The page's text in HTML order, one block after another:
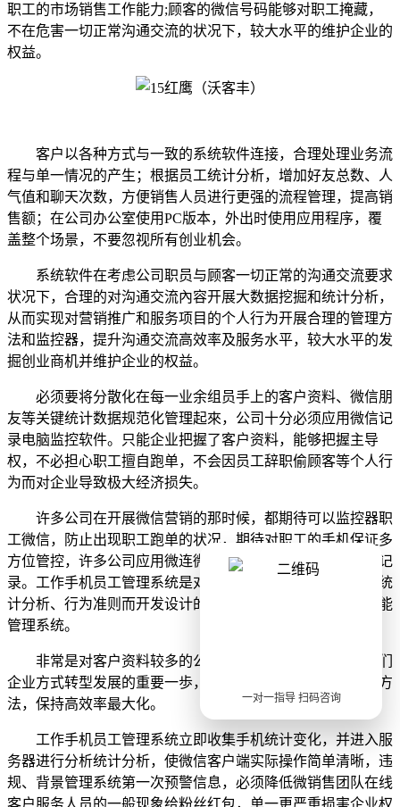
一对一指导 扫码咨询
职工的市场销售工作能力;顾客的微信号码能够对职工掩藏，
不在危害一切正常沟通交流的状况下，较大水平的维护企业的
权益。
客户以各种方式与一致的系统软件连接，合理处理业务流
程与单一情况的产生；根据员工统计分析，增加好友总数、人
气值和聊天次数，方便销售人员进行更强的流程管理，提高销
售额；在公司办公室使用PC版本，外出时使用应用程序，覆
盖整个场景，不要忽视所有创业机会。
系统软件在考虑公司职员与顾客一切正常的沟通交流要求
状况下，合理的对沟通交流內容开展大数据挖掘和统计分析，
从而实现对营销推广和服务项目的个人行为开展合理的管理方
法和监控器，提升沟通交流高效率及服务水平，较大水平的发
掘创业商机并维护企业的权益。
必须要将分散化在每一业余组员手上的客户资料、微信朋
友等关键统计数据规范化管理起來，公司十分必须应用微信记
录电脑监控软件。只能企业把握了客户资料，能够把握主导
权，不必担心职工擅自跑单，不会因员工辞职偷顾客等个人行
为而对企业导致极大经济损失。
许多公司在开展微信营销的那时候，都期待可以监控器职
工微信，防止出现职工跑单的状况，期待对职工的手机保证多
方位管控，许多公司应用微连微信管理系统监控职工的微信记
录。工作手机员工管理系统是对于微销售团队职工业绩考核统
计分析、行为准则而开发设计的这款微信推广风险控制及智能
管理系统。
非常是对客户资料较多的公司而言，智能管理系统是她们
企业方式转型发展的重要一歩，可以道别传统式的管理方法方
法，保持高效率最大化。
工作手机员工管理系统立即收集手机统计变化，并进入服
务器进行分析统计分析，使微信客户端实际操作简单清晰，违
规、背景管理系统第一次预警信息，必须降低微销售团队在线
客户服务人员的一般现象给粉丝红包，单一更严重损害企业权